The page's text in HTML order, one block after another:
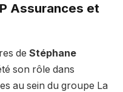
Assurances et
de Stéphane
son rôle dans
au sein du groupe La